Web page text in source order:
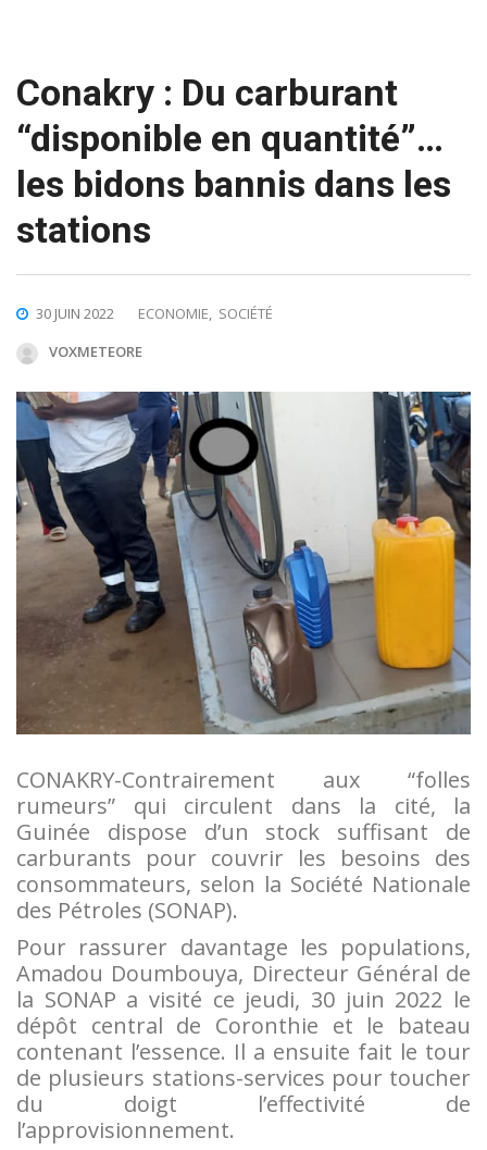
Conakry : Du carburant
“disponible en quantité”…
les bidons bannis dans les
stations
30 JUIN 2022 ECONOMIE, SOCIÉTÉ
VOXMETEORE
CONAKRY-Contrairement aux “folles
rumeurs” qui circulent dans la cité, la
Guinée dispose d’un stock suffisant de
carburants pour couvrir les besoins des
consommateurs, selon la Société Nationale
des Pétroles (SONAP).
Pour rassurer davantage les populations,
Amadou Doumbouya, Directeur Général de
la SONAP a visité ce jeudi, 30 juin 2022 le
dépôt central de Coronthie et le bateau
contenant l’essence. Il a ensuite fait le tour
de plusieurs stations-services pour toucher
du doigt l’effectivité de
l’approvisionnement.